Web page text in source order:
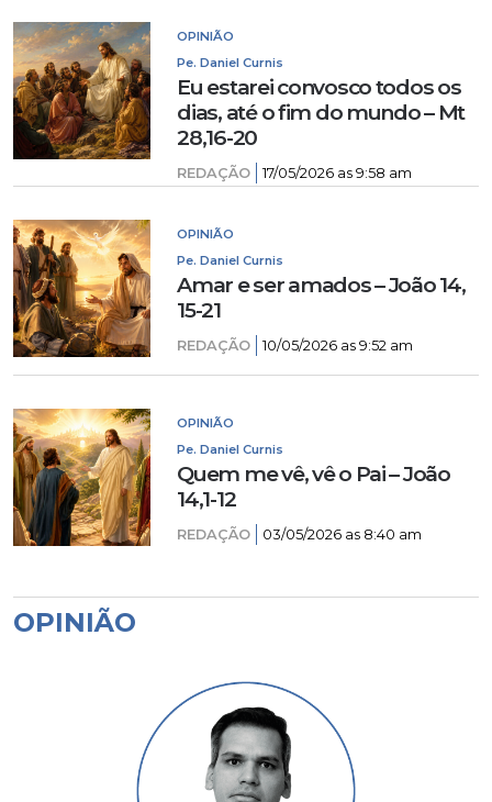
OPINIÃO
Pe. Daniel Curnis
Eu estarei convosco todos os
dias, até o fim do mundo – Mt
28,16-20
REDAÇÃO 17/05/2026 as 9:58 am
OPINIÃO
Pe. Daniel Curnis
Amar e ser amados – João 14,
15-21
REDAÇÃO 10/05/2026 as 9:52 am
OPINIÃO
Pe. Daniel Curnis
Quem me vê, vê o Pai – João
14,1-12
REDAÇÃO 03/05/2026 as 8:40 am
OPINIÃO